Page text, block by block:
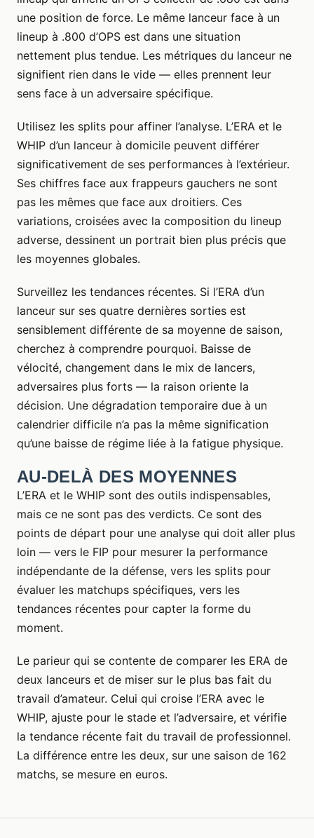
une position de force. Le même lanceur face à un
lineup à .800 d’OPS est dans une situation
nettement plus tendue. Les métriques du lanceur ne
signifient rien dans le vide — elles prennent leur
sens face à un adversaire spécifique.
Utilisez les splits pour affiner l’analyse. L’ERA et le
WHIP d’un lanceur à domicile peuvent différer
significativement de ses performances à l’extérieur.
Ses chiffres face aux frappeurs gauchers ne sont
pas les mêmes que face aux droitiers. Ces
variations, croisées avec la composition du lineup
adverse, dessinent un portrait bien plus précis que
les moyennes globales.
Surveillez les tendances récentes. Si l’ERA d’un
lanceur sur ses quatre dernières sorties est
sensiblement différente de sa moyenne de saison,
cherchez à comprendre pourquoi. Baisse de
vélocité, changement dans le mix de lancers,
adversaires plus forts — la raison oriente la
décision. Une dégradation temporaire due à un
calendrier difficile n’a pas la même signification
qu’une baisse de régime liée à la fatigue physique.
AU-DELÀ DES MOYENNES
L’ERA et le WHIP sont des outils indispensables,
mais ce ne sont pas des verdicts. Ce sont des
points de départ pour une analyse qui doit aller plus
loin — vers le FIP pour mesurer la performance
indépendante de la défense, vers les splits pour
évaluer les matchups spécifiques, vers les
tendances récentes pour capter la forme du
moment.
Le parieur qui se contente de comparer les ERA de
deux lanceurs et de miser sur le plus bas fait du
travail d’amateur. Celui qui croise l’ERA avec le
WHIP, ajuste pour le stade et l’adversaire, et vérifie
la tendance récente fait du travail de professionnel.
La différence entre les deux, sur une saison de 162
matchs, se mesure en euros.